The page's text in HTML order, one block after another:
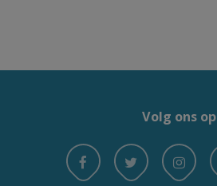
Volg ons op